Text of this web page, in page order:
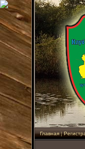
Главная|